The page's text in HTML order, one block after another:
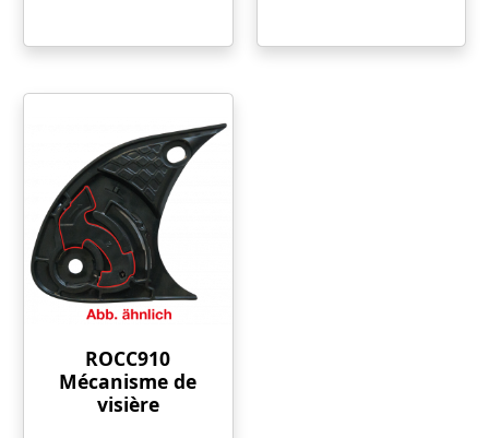
ROCC910
Mécanisme de
visière